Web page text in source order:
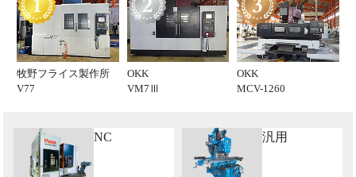
牧野フライス製作所
V77
OKK
VM7Ⅲ
OKK
MCV-1260
NC 汎用